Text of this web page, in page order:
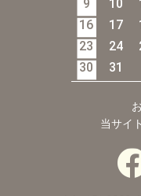
9
10
16
17
23
24
30
31
当サイ